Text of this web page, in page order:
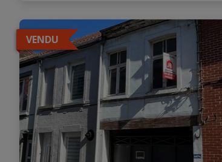
VENDU